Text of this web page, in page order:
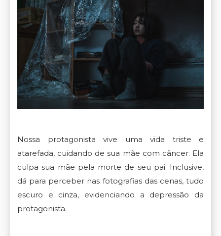
Nossa protagonista vive uma vida triste e
atarefada, cuidando de sua mãe com câncer. Ela
culpa sua mãe pela morte de seu pai. Inclusive,
dá para perceber nas fotografias das cenas, tudo
escuro e cinza, evidenciando a depressão da
protagonista.